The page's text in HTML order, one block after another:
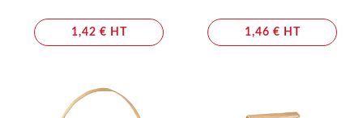
1,42 € HT 1,46 € HT